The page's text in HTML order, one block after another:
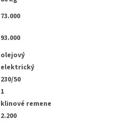
73.000
93.000
olejový
elektrický
230/50
1
klinové remene
2.200